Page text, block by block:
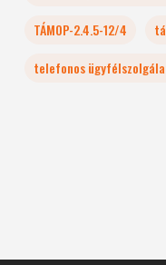
TÁMOP-2.4.5-12/4
telefonos